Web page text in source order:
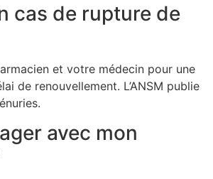
cas de rupture de
et votre médecin pour une
de renouvellement. L’ANSM publie
avec mon